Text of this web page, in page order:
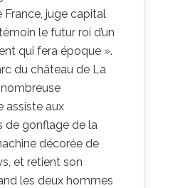
France, juge capital
le futur roi d’un
qui fera époque ».
du château de La
assiste aux
de gonflage de la
décorée de
et retient son
les deux hommes